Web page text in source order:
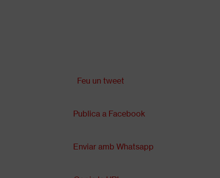
Feu un tweet
Publica a Facebook
Enviar amb Whatsapp